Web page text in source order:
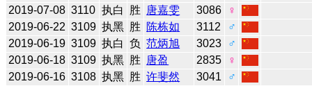
2019-07-08 3110 执白 胜 唐嘉雯 3086
♀
2019-06-22 3109 执黑 胜 陈栋如 3112
♂
2019-06-19 3109 执白 负 范炳旭 3023
♂
2019-06-18 3109 执黑 胜 唐盈 2835
♀
2019-06-16 3108 执黑 胜 许斐然 3041
♂